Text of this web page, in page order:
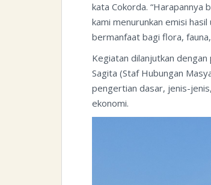
kata Cokorda. “Harapannya
kami menurunkan emisi
bermanfaat bagi flora,
Kegiatan dilanjutkan
Sagita (Staf Hubungan
pengertian dasar, jenis-
ekonomi.